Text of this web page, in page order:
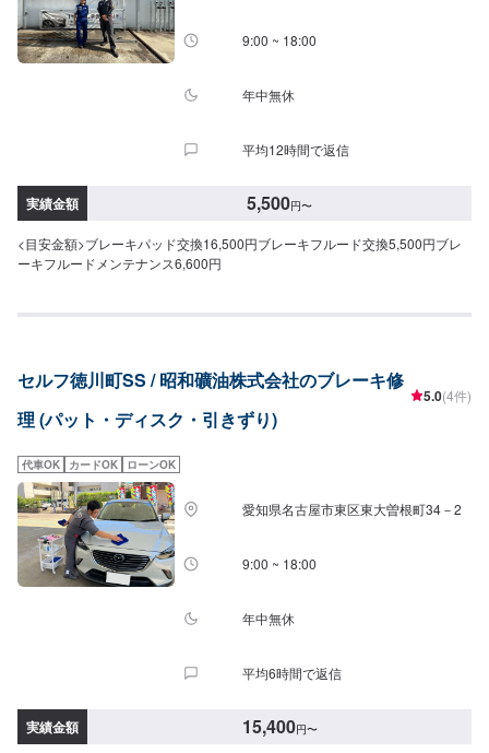
9:00 ~ 18:00
年中無休
平均12時間で返信
実績金額 5,500円〜
<目安金額>ブレーキパッド交換16,500円ブレーキフルード交換5,500円ブレ
ーキフルードメンテナンス6,600円
セルフ徳川町SS / 昭和礦油株式会社のブレーキ修
理 (パット・ディスク・引きずり)
5.0(4件)
代車OK カードOK ローンOK
愛知県名古屋市東区東大曽根町34－2
9:00 ~ 18:00
年中無休
平均6時間で返信
実績金額 15,400円〜